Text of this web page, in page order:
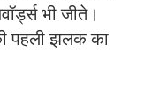
भी जीते।
पहली झलक का